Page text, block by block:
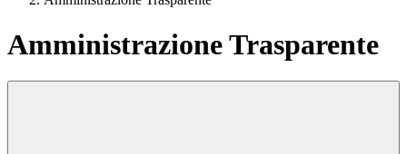
Amministrazione Trasparente